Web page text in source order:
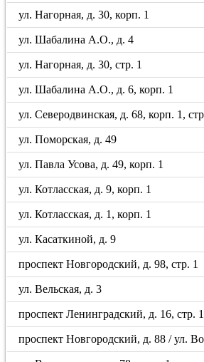
ул. Нагорная, д. 30, корп. 1
ул. Шабалина А.О., д. 4
ул. Нагорная, д. 30, стр. 1
ул. Шабалина А.О., д. 6, корп. 1
ул. Северодвинская, д. 68, корп. 1,
ул. Поморская, д. 49
ул. Павла Усова, д. 49, корп. 1
ул. Котласская, д. 9, корп. 1
ул. Котласская, д. 1, корп. 1
ул. Касаткиной, д. 9
проспект Новгородский, д. 98, стр. 1
ул. Вельская, д. 3
проспект Ленинградский, д. 16, стр. 1
проспект Новгородский, д. 88 / ул.